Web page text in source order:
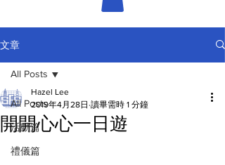
文章
All Posts
活動篇
禮儀篇
All Posts
開開心心一日遊
Hazel Lee
2019年4月28日 讀畢需時 1 分鐘